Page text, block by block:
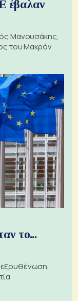
έβαλαν
Μανουσάκης,
του Μακρόν
το...
εξουθένωση,